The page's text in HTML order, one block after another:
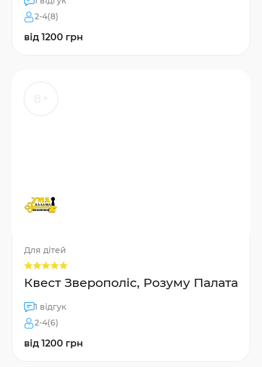
2-4(8)
від 1200 грн
Для дітей
Квест Зверополіс, Розуму Палата
1 відгук
2-4(6)
від 1200 грн